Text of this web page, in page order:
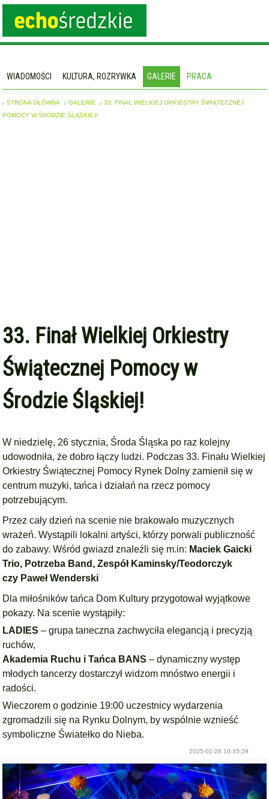
WIADOMOŚCI KULTURA, ROZRYWKA GALERIE PRACA
STRONA GŁÓWNA GALERIE
33. FINAŁ WIELKIEJ ORKIESTRY ŚWIĄTECZNEJ
POMOCY W ŚRODZIE ŚLĄSKIEJ!
33. Finał Wielkiej Orkiestry
Świątecznej Pomocy w
Środzie Śląskiej!
W niedzielę, 26 stycznia, Środa Śląska po raz kolejny
udowodniła, że dobro łączy ludzi. Podczas 33. Finału Wielkiej
Orkiestry Świątecznej Pomocy Rynek Dolny zamienił się w
centrum muzyki, tańca i działań na rzecz pomocy
potrzebującym.
Przez cały dzień na scenie nie brakowało muzycznych
wrażeń. Wystąpili lokalni artyści, którzy porwali publiczność
do zabawy. Wśród gwiazd znaleźli się m.in: Maciek Gaicki
Trio, Potrzeba Band,Zespół Kaminsky/Teodorczyk
czy Paweł Wenderski
Dla miłośników tańca Dom Kultury przygotował wyjątkowe
pokazy. Na scenie wystąpiły:
LADIES – grupa taneczna zachwyciła elegancją i precyzją
ruchów,
Akademia Ruchu i Tańca BANS – dynamiczny występ
młodych tancerzy dostarczył widzom mnóstwo energii i
radości.
Wieczorem o godzinie 19:00 uczestnicy wydarzenia
zgromadzili się na Rynku Dolnym, by wspólnie wznieść
symboliczne Światełko do Nieba.
2025-01-28 10:35:29